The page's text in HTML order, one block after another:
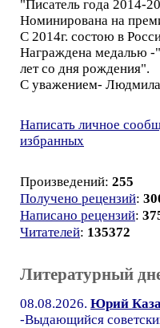
"Писатель года 2014-
Номинирована на
С 2014г. состою в
Награждена медалью
лет со дня рождения".
С уважением-
Написать личное
избранных
Произведений: 255
Получено рецензий:
Написано рецензий:
Читателей: 135372
Литературный
08.08.2026. Юрий
-Выдающийся